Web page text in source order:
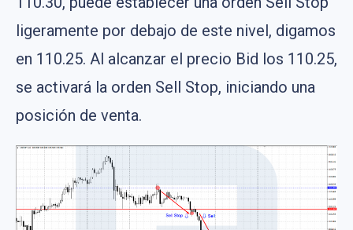
ligeramente por debajo de este nivel, digamos
en 110.25. Al alcanzar el precio Bid los 110.25,
se activará la orden Sell Stop, iniciando una
posición de venta​​.